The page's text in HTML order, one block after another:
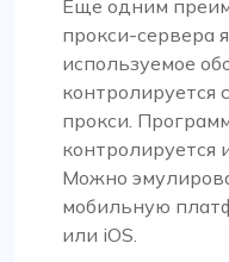
Еще одним
прокси-сервера
используемое
контролируется
прокси.
контролируется
Можно
мобильную
или iOS.